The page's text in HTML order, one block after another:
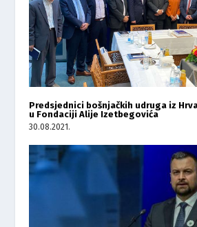
Predsjednici bošnjačkih udruga iz
u Fondaciji Alije Izetbegovića
30.08.2021.